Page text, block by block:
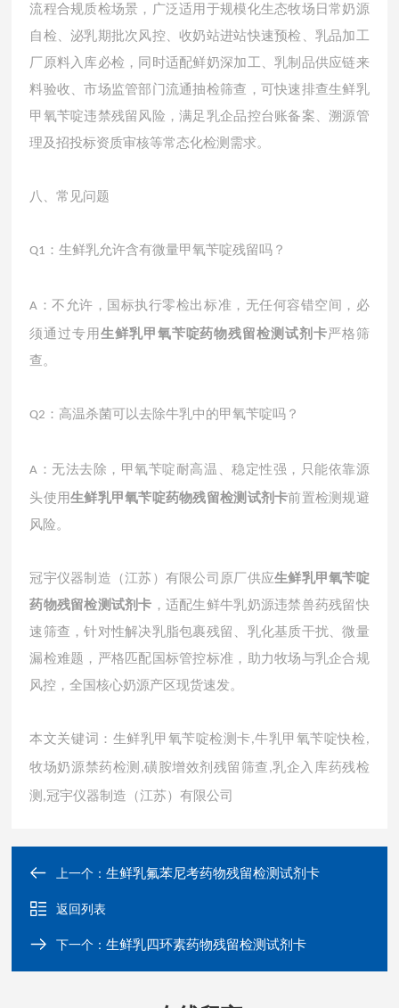
流程合规质检场景，广泛适用于规模化生态牧场日常奶源
自检、泌乳期批次风控、收奶站进站快速预检、乳品加工
厂原料入库必检，同时适配鲜奶深加工、乳制品供应链来
料验收、市场监管部门流通抽检筛查，可快速排查生鲜乳
甲氧苄啶违禁残留风险，满足乳企品控台账备案、溯源管
理及招投标资质审核等常态化检测需求。
八、常见问题
Q1 ：生鲜乳允许含有微量甲氧苄啶残留吗？
A ：不允许，国标执行零检出标准，无任何容错空间，必
须通过专用生鲜乳甲氧苄啶药物残留检测试剂卡严格筛
查。
Q2 ：高温杀菌可以去除牛乳中的甲氧苄啶吗？
A ：无法去除，甲氧苄啶耐高温、稳定性强，只能依靠源
头使用生鲜乳甲氧苄啶药物残留检测试剂卡前置检测规避
风险。
冠宇仪器制造（江苏）有限公司原厂供应生鲜乳甲氧苄啶
药物残留检测试剂卡 ，适配生鲜牛乳奶源违禁兽药残留快
速筛查，针对性解决乳脂包裹残留、乳化基质干扰、微量
漏检难题，严格匹配国标管控标准，助力牧场与乳企合规
风控，全国核心奶源产区现货速发。
本文关键词：生鲜乳甲氧苄啶检测卡,牛乳甲氧苄啶快检 ,
牧场奶源禁药检测 ,磺胺增效剂残留筛查 ,乳企入库药残检
测 ,冠宇仪器制造（江苏）有限公司
上一个：生鲜乳氟苯尼考药物残留检测试剂卡
返回列表
下一个：生鲜乳四环素药物残留检测试剂卡